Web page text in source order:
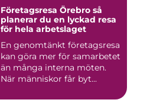
Företagsresa Örebro så
planerar du en lyckad resa
för hela arbetslaget
En genomtänkt företagsresa
kan göra mer för samarbetet
än många interna möten.
När människor får byt...